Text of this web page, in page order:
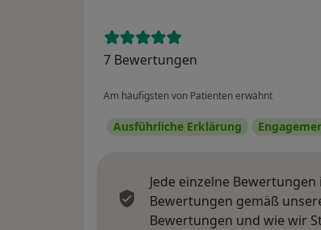
7 Bewertungen
Am häufigsten von Patienten erwähnt
Ausführliche Erklärung
Jede einzelne
Bewertungen gemäß
Bewertungen und wie wir